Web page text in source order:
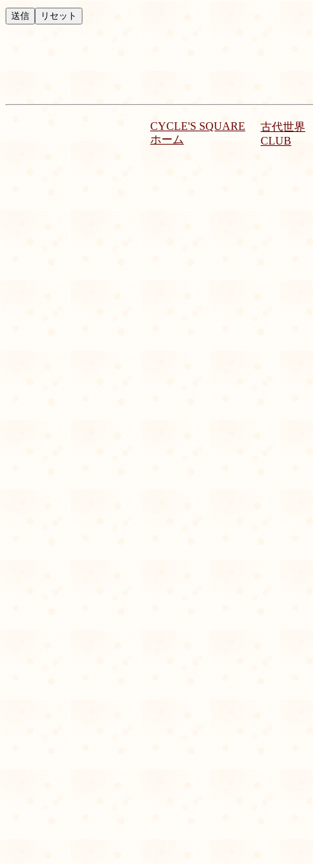
CYCLE'S SQUARE
ホーム
古代世界
CLUB